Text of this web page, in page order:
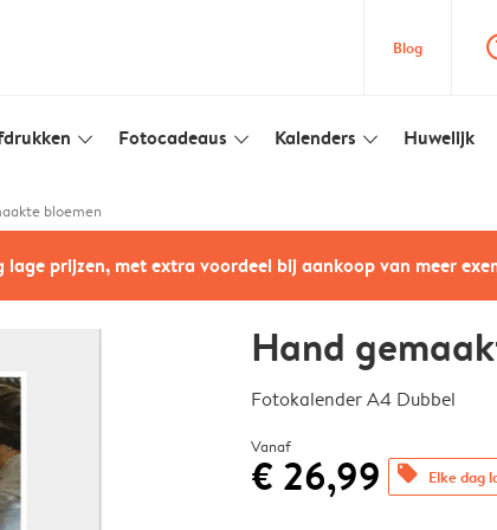
Blog
slim_arrow_down Fotocadeaus slim_arrow_down Kalenders slim_arrow_down Huwelijk
bloemen
lage prijzen, met extra voordeel bij aankoop van meer
Hand
Fotokalender A4 Dubbel
Vanaf
€ 26,99 offers Elke dag